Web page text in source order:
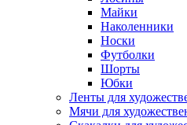
Майки
Наколенники
Носки
Футболки
Шорты
Юбки
Ленты для
Мячи для